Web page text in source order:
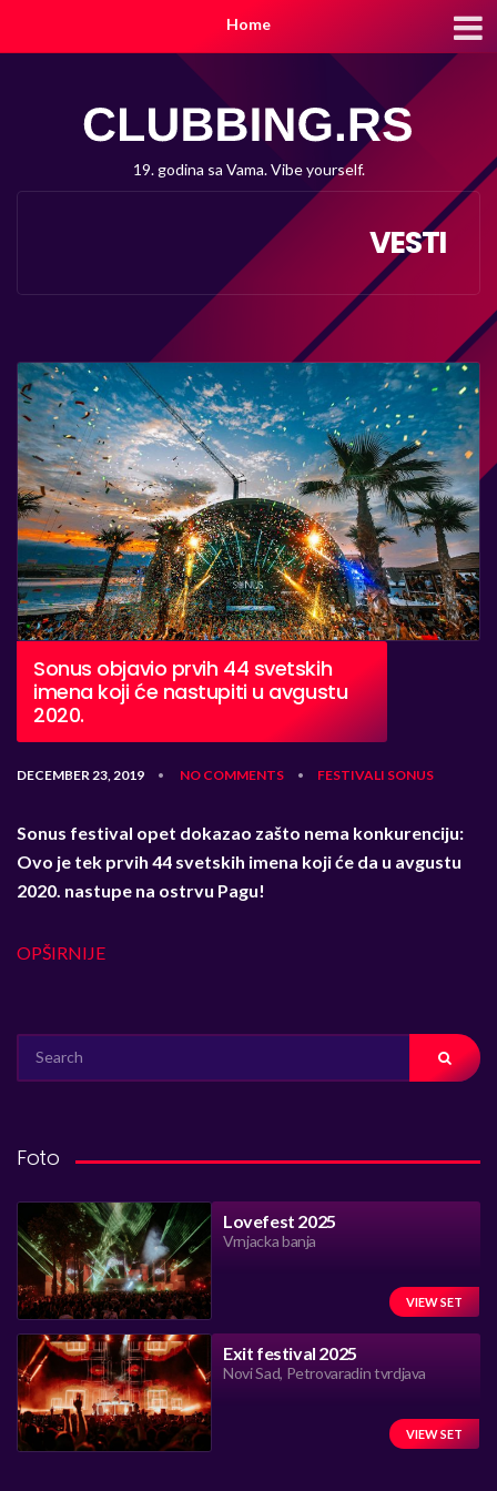
Home
19. godina sa Vama. Vibe yourself.
VESTI
Sonus objavio prvih 44 svetskih
imena koji će nastupiti u avgustu
2020.
DECEMBER 23, 2019 • NO COMMENTS • FESTIVALI SONUS
Sonus festival opet dokazao zašto nema konkurenciju:
Ovo je tek prvih 44 svetskih imena koji će da u avgustu
2020. nastupe na ostrvu Pagu!
OPŠIRNIJE
FOR:
Foto
Lovefest 2025
Vrnjacka banja
VIEW SET
Exit festival 2025
Novi Sad, Petrovaradin tvrdjava
VIEW SET